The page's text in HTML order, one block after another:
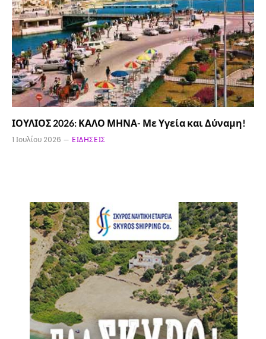
ΙΟΥΛΙΟΣ 2026: ΚΑΛΟ ΜΗΝΑ- Με Υγεία και Δύναμη!
1 Ιουλίου 2026 ΕΙΔΉΣΕΙΣ